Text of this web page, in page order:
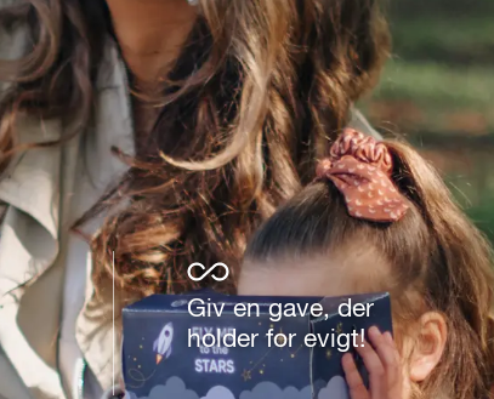
Giv en gave, der
holder for evigt!